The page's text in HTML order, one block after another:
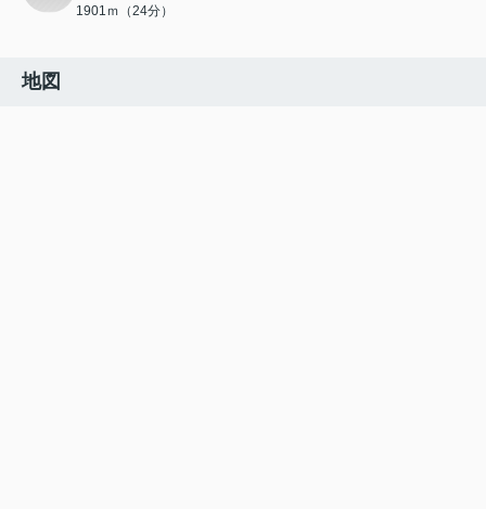
1901ｍ（24分）
地図